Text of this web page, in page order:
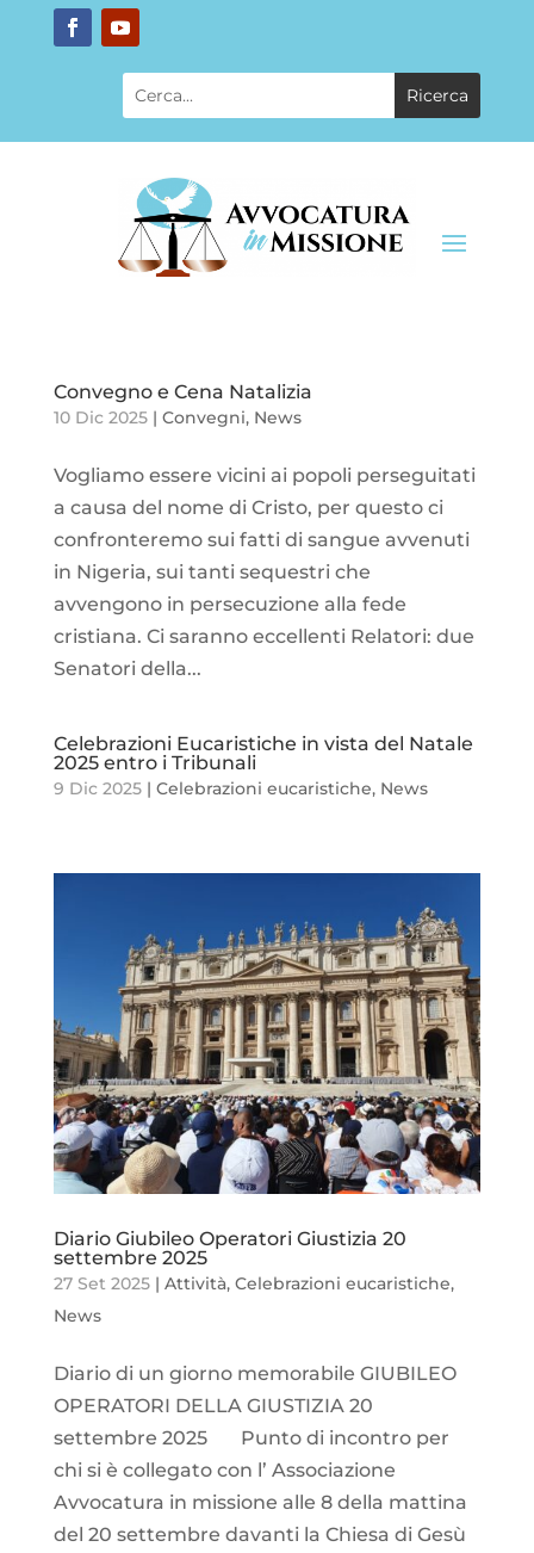
Convegno e Cena Natalizia
10 Dic 2025| Convegni, News
Vogliamo essere vicini ai popoli perseguitati
a causa del nome di Cristo, per questo ci
confronteremo sui fatti di sangue avvenuti
in Nigeria, sui tanti sequestri che
avvengono in persecuzione alla fede
cristiana. Ci saranno eccellenti Relatori: due
Senatori della...
Celebrazioni Eucaristiche in vista del Natale
2025 entro i Tribunali
9 Dic 2025| Celebrazioni eucaristiche, News
Diario Giubileo Operatori Giustizia 20
settembre 2025
27 Set 2025| Attività, Celebrazioni eucaristiche,
News
Diario di un giorno memorabile GIUBILEO
OPERATORI DELLA GIUSTIZIA 20
settembre 2025 Punto di incontro per
chi si è collegato con l’ Associazione
Avvocatura in missione alle 8 della mattina
del 20 settembre davanti la Chiesa di Gesù